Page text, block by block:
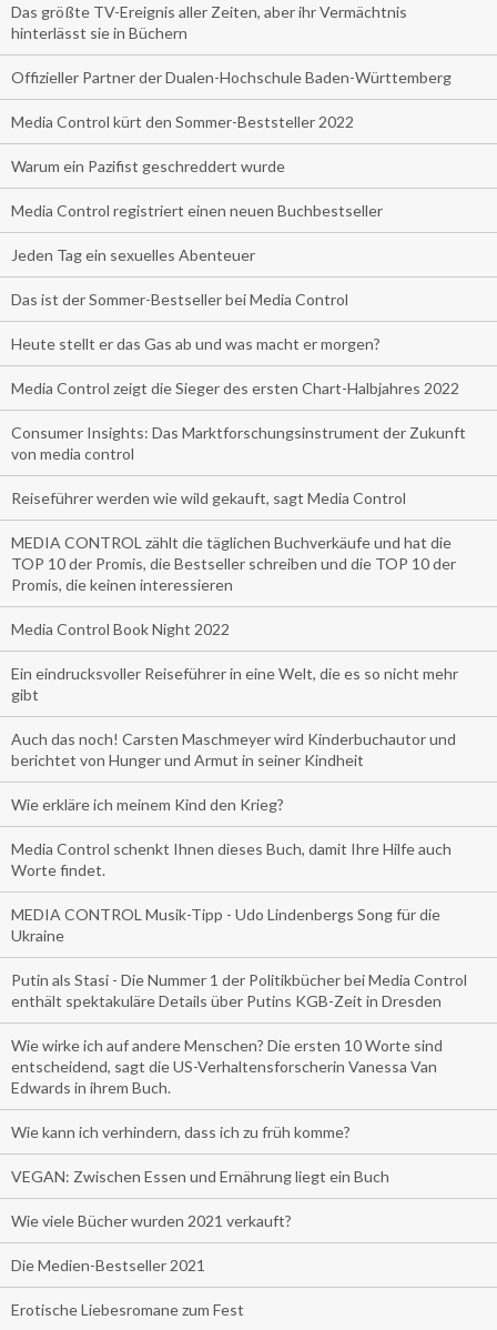
Das größte TV-Ereignis aller Zeiten, aber ihr Vermächtnis
hinterlässt sie in Büchern
Offizieller Partner der Dualen-Hochschule Baden-Württemberg
Media Control kürt den Sommer-Beststeller 2022
Warum ein Pazifist geschreddert wurde
Media Control registriert einen neuen Buchbestseller
Jeden Tag ein sexuelles Abenteuer
Das ist der Sommer-Bestseller bei Media Control
Heute stellt er das Gas ab und was macht er morgen?
Media Control zeigt die Sieger des ersten Chart-Halbjahres 2022
Consumer Insights: Das Marktforschungsinstrument der Zukunft
von media control
Reiseführer werden wie wild gekauft, sagt Media Control
MEDIA CONTROL zählt die täglichen Buchverkäufe und hat die
TOP 10 der Promis, die Bestseller schreiben und die TOP 10 der
Promis, die keinen interessieren
Media Control Book Night 2022
Ein eindrucksvoller Reiseführer in eine Welt, die es so nicht mehr
gibt
Auch das noch! Carsten Maschmeyer wird Kinderbuchautor und
berichtet von Hunger und Armut in seiner Kindheit
Wie erkläre ich meinem Kind den Krieg?
Media Control schenkt Ihnen dieses Buch, damit Ihre Hilfe auch
Worte findet.
MEDIA CONTROL Musik-Tipp - Udo Lindenbergs Song für die
Ukraine
Putin als Stasi - Die Nummer 1 der Politikbücher bei Media Control
enthält spektakuläre Details über Putins KGB-Zeit in Dresden
Wie wirke ich auf andere Menschen? Die ersten 10 Worte sind
entscheidend, sagt die US-Verhaltensforscherin Vanessa Van
Edwards in ihrem Buch.
Wie kann ich verhindern, dass ich zu früh komme?
VEGAN: Zwischen Essen und Ernährung liegt ein Buch
Wie viele Bücher wurden 2021 verkauft?
Die Medien-Bestseller 2021
Erotische Liebesromane zum Fest